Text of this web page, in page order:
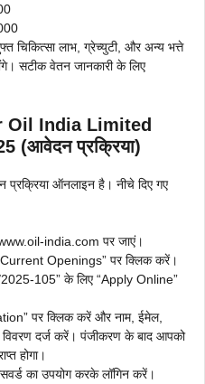
चिकित्सा लाभ, ग्रेच्युटी, और अन्य भत्ते
सटीक वेतन जानकारी के लिए
Oil India Limited
(आवेदन प्रक्रिया)
ऑनलाइन है। नीचे दिए गए
india.com पर जाएं।
Openings” पर क्लिक करें।
2025-105” के लिए “Apply Online”
पर क्लिक करें और नाम, ईमेल,
दर्ज करें। पंजीकरण के बाद आपको
होगा।
का उपयोग करके लॉगिन करें।